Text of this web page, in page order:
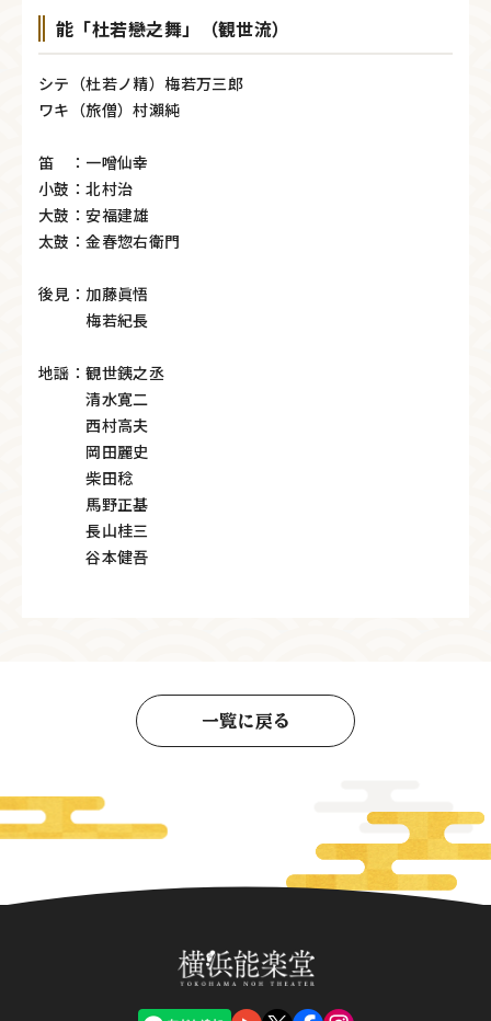
能「杜若――戀之舞」（観世流）
シテ（杜若ノ精）梅若万三郎
ワキ（旅僧）村瀨純
笛 ：一噌仙幸
小鼓：北村治
大鼓：安福建雄
太鼓：金春惣右衛門
後見：加藤眞悟
梅若紀長
地謡：観世銕之丞
清水寛二
西村高夫
岡田麗史
柴田稔
馬野正基
長山桂三
谷本健吾
一覧に戻る